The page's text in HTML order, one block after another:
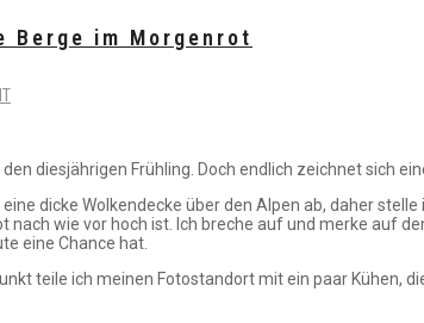
Berge im Morgenrot
diesjährigen Frühling. Doch endlich zeichnet sich
dicke Wolkendecke über den Alpen ab, daher
wie vor hoch ist. Ich breche auf und merke auf
eine Chance hat.
teile ich meinen Fotostandort mit ein paar Kühen,